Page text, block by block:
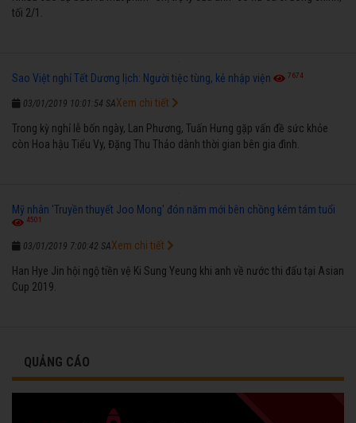
tối 2/1.
Sao Việt nghỉ Tết Dương lịch: Người tiệc tùng, kẻ nhập viện 7674
03/01/2019 10:01:54 SA
Trong kỳ nghỉ lễ bốn ngày, Lan Phương, Tuấn Hưng gặp vấn đề sức khỏe
còn Hoa hậu Tiểu Vy, Đặng Thu Thảo dành thời gian bên gia đình.
Xem chi tiết
Mỹ nhân 'Truyền thuyết Joo Mong' đón năm mới bên chồng kém tám tuổi
4501
03/01/2019 7:00:42 SA
Han Hye Jin hội ngộ tiền vệ Ki Sung Yeung khi anh về nước thi đấu tại Asian
Cup 2019.
Xem chi tiết
QUẢNG CÁO